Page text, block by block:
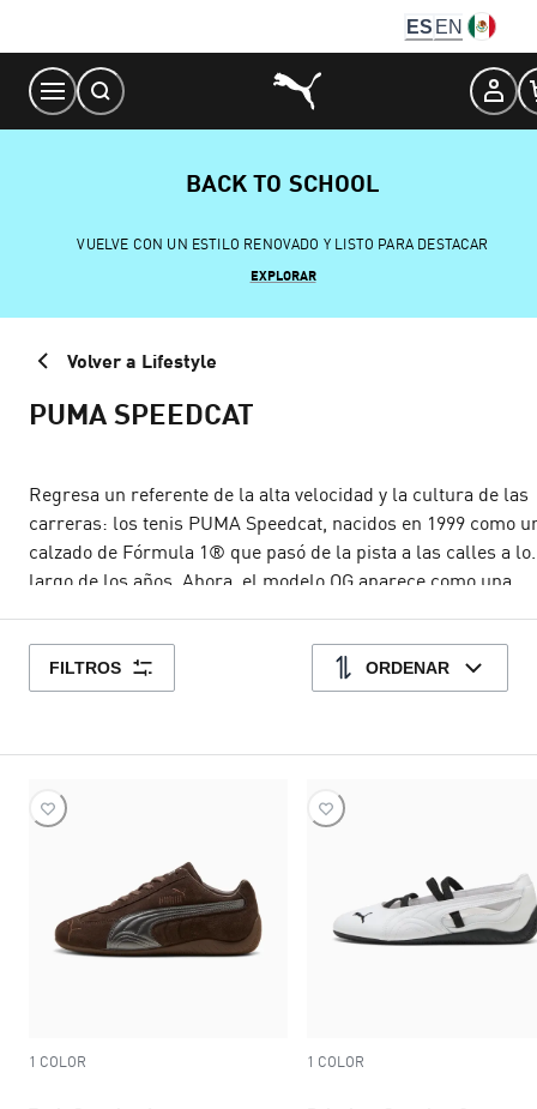
Content
ES EN
BACK TO SCHOOL
VUELVE CON UN ESTILO RENOVADO Y LISTO PARA DESTACAR
EXPLORAR
Volver a Lifestyle
PUMA SPEEDCAT
Regresa un referente de la alta velocidad y la cultura de las
carreras: los tenis PUMA Speedcat, nacidos en 1999 como
calzado de Fórmula 1® que pasó de la pista a las calles a lo
largo de los años. Ahora, el modelo OG aparece como una
en el mundo de la moda urbana y volverse un must-have
ti tampoco puede faltarte. Sé parte del legado Speedcat;
elígelos para hombre o mujer, en colores como rojo, azul,
multitud. Antes de pagar tu carrito, explora las colecciones
podrás conseguir esa prenda, accesorio o par que tu
FILTROS ORDENAR
1 COLOR 1 COLOR